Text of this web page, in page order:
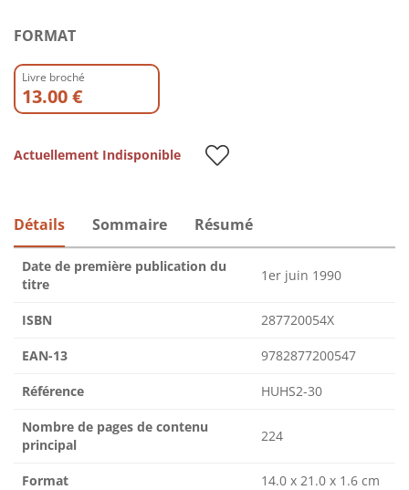
FORMAT
Livre broché
13.00 €
Actuellement Indisponible
Détails Sommaire Résumé
Date de première publication du
titre
1er juin 1990
ISBN 287720054X
EAN-13 9782877200547
Référence HUHS2-30
Nombre de pages de contenu
principal
224
Format 14.0 x 21.0 x 1.6 cm